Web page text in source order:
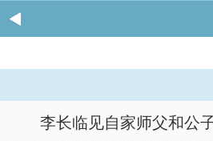
李长临见自家师父和公